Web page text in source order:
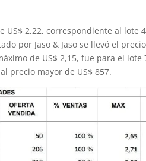
US$ 2,22, correspondiente al lote
por Jaso & Jaso se llevó el
de US$ 2,15, fue para el
precio mayor de US$ 857.